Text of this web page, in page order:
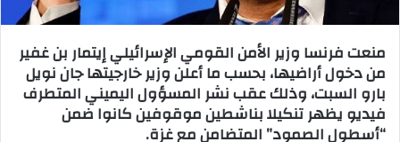
ك
ر
و
ن
ي
ا
منعت فرنسا وزير الأمن القومي الإسرائيلي إيتمار بن غفير
من دخول أراضيها، بحسب ما أعلن وزير خارجيتها جان نويل
بارو السبت، وذلك عقب نشر المسؤول اليميني المتطرف
فيديو يظهر تنكيلا بناشطين موقوفين كانوا ضمن
“أسطول الصمود” المتضامن مع غزة.